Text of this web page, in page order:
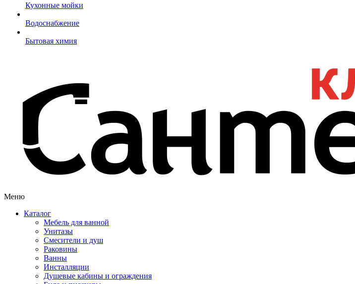
Кухонные мойки
Водоснабжение
Бытовая химия
Меню
Каталог
Мебель для ванной
Унитазы
Смесители и душ
Раковины
Ванны
Инсталляции
Душевые кабины и ограждения